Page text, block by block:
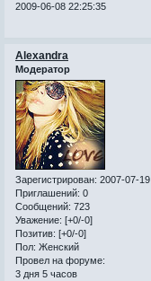
2009-06-08 22:25:35
Alexandra
Модератор
Зарегистрирован: 2007-07-19
Приглашений: 0
Сообщений: 723
Уважение: [+0/-0]
Позитив: [+0/-0]
Пол: Женский
Провел на форуме:
3 дня 5 часов